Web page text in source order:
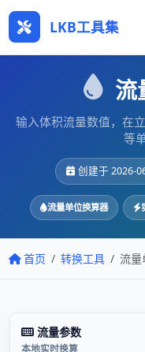
LKB工具集
流
输入体积流量数值，在
等
创建于 2026-
流量单位换算器
首页 转换工具 流量
流量参数
本地实时换算